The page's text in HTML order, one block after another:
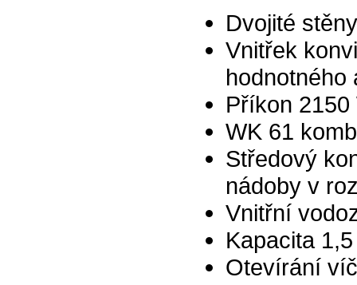
Dvojité
Vnitřek
hodnotného
Příkon 2150
WK 61
Středový
nádoby v
Vnitřní
Kapacita
Otevírání